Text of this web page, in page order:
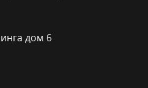
дом 6